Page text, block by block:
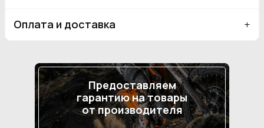
Оплата и доставка
Предоставляем
гарантию на товары
от производителя